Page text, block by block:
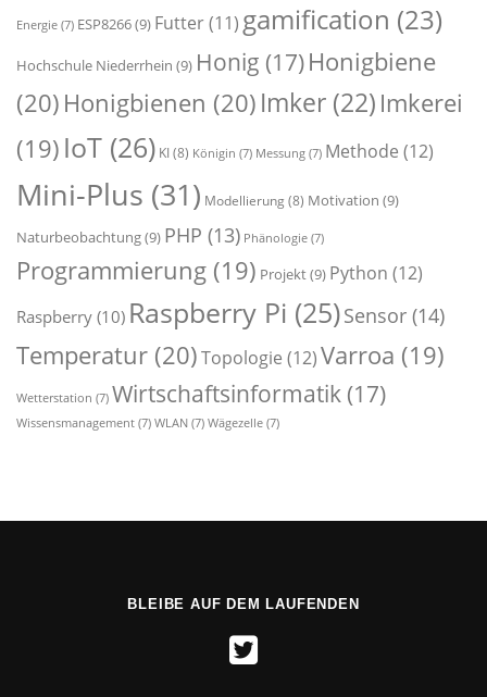
Energie (7) ESP8266(9) Futter(11) gamification (23)
Hochschule Niederrhein (9) Honig (17)Honigbiene
(20)Honigbienen (20)Imker (22) Imkerei
(19) IoT (26) KI(8) Königin (7) Messung (7) Methode (12)
Mini-Plus (31) Modellierung(8) Motivation (9)
Naturbeobachtung(9) PHP (13) Phänologie (7)
Programmierung (19) Projekt(9) Python (12)
Raspberry (10) Raspberry Pi (25)Sensor (14)
Temperatur (20)Topologie (12)Varroa (19)
Wetterstation (7) Wirtschaftsinformatik (17)
Wissensmanagement (7) WLAN (7) Wägezelle (7)
BLEIBE AUF DEM LAUFENDEN